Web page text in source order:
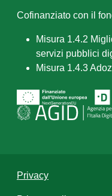
Cofinanziato con il
Misura 1.4.2
servizi pubblici
Misura 1.4.3
Privacy